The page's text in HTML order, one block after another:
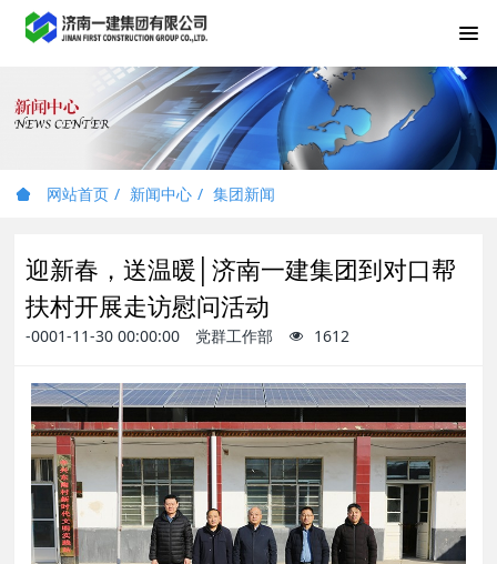
网站首页 新闻中心 集团新闻
迎新春，送温暖│济南一建集团到对口帮
扶村开展走访慰问活动
-0001-11-30 00:00:00 党群工作部 1612